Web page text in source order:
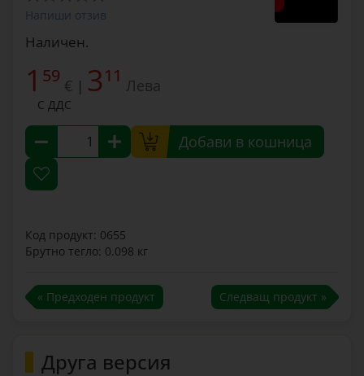
Напиши отзив
Наличен.
1 59 € | 311 Лева
С ДДС
Добави в кошница
Код продукт: 0655
Брутно тегло: 0.098 кг
« Предходен продукт Следващ продукт »
Друга версия